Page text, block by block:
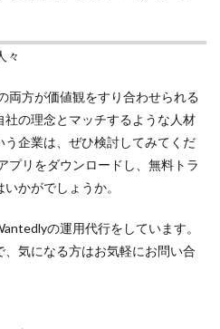
両方が価値観をすり合わせられる
の理念とマッチするような人材
企業は、ぜひ検討してみてくだ
プリをダウンロードし、無料トラ
かがでしょうか。
の運用代行をしています。
気になる方はお気軽にお問い合